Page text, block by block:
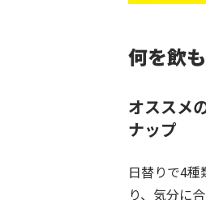
何を飲
オススメ
ナップ
日替りで4種
り、気分に